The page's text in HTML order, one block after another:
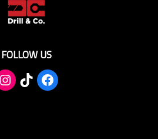
FOLLOW US
TikTokFacebook